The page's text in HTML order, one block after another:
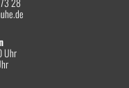
Uhr